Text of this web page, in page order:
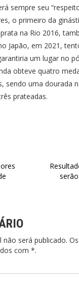
sempre seu
o primeiro da
na Rio 2016,
Japão, em 2021,
um lugar no
obteve quatro
sendo uma dourada
prateadas.
não será publicado.
com *.